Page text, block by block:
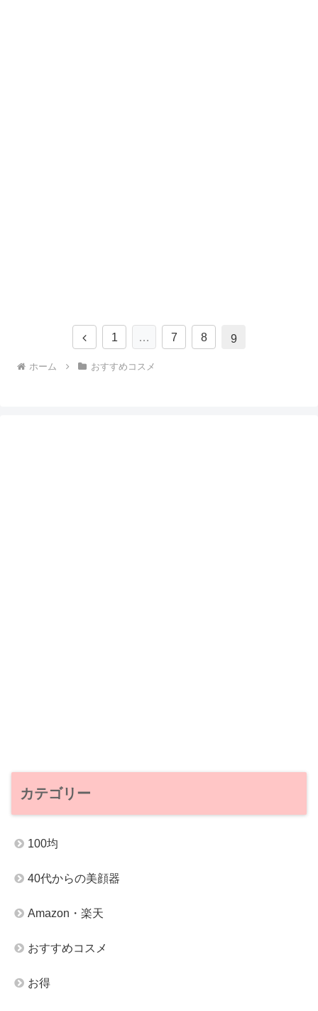
前
へ
1 … 7 8 9
ホーム おすすめコスメ
カテゴリー
100均
40代からの美顔器
Amazon・楽天
おすすめコスメ
お得